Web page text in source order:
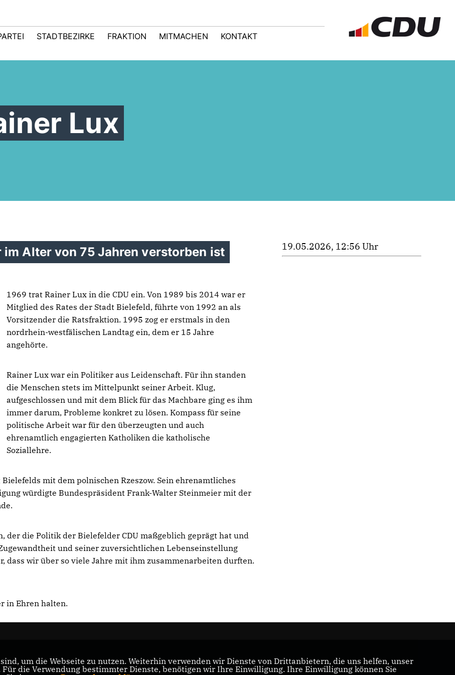
STADTBEZIRKE FRAKTION MITMACHEN KONTAKT
Lux
im Alter von 75 Jahren verstorben ist
1969 trat Rainer Lux in die CDU ein. Von 1989 bis 2014 war er
Mitglied des Rates der Stadt Bielefeld, führte von 1992 an als
Vorsitzender die Ratsfraktion. 1995 zog er erstmals in den
nordrhein-westfälischen Landtag ein, dem er 15 Jahre
angehörte.
Rainer Lux war ein Politiker aus Leidenschaft. Für ihn standen
die Menschen stets im Mittelpunkt seiner Arbeit. Klug,
aufgeschlossen und mit dem Blick für das Machbare ging es ihm
immer darum, Probleme konkret zu lösen. Kompass für seine
politische Arbeit war für den überzeugten und auch
ehrenamtlich engagierten Katholiken die katholische
Soziallehre.
mit dem polnischen Rzeszow. Sein ehrenamtliches
würdigte Bundespräsident Frank-Walter Steinmeier mit der
der die Politik der Bielefelder CDU maßgeblich geprägt hat und
und seiner zuversichtlichen Lebenseinstellung
dass wir über so viele Jahre mit ihm zusammenarbeiten durften.
in Ehren halten.
19.05.2026, 12:56 Uhr
CDU Nordrhein-Westfalen
um die Webseite zu nutzen. Weiterhin verwenden wir Dienste von Drittanbietern, die uns helfen, unser
die Verwendung bestimmter Dienste, benötigen wir Ihre Einwilligung. Ihre Einwilligung können Sie